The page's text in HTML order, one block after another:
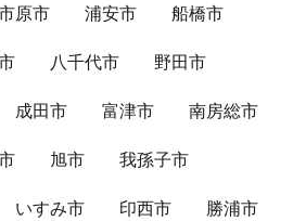
原市 浦安市 船橋市
八千代市 野田市
成田市 富津市 南房総市
旭市 我孫子市
いすみ市 印西市 勝浦市